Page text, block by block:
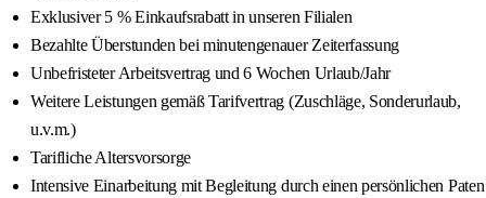
Exklusiver 5 % Einkaufsrabatt in unseren Filialen
Bezahlte Überstunden bei minutengenauer Zeiterfassung
Unbefristeter Arbeitsvertrag und 6 Wochen Urlaub/Jahr
Weitere Leistungen gemäß Tarifvertrag (Zuschläge, Sonderurlaub,
u.v.m.)
Tarifliche Altersvorsorge
Intensive Einarbeitung mit Begleitung durch einen persönlichen Paten